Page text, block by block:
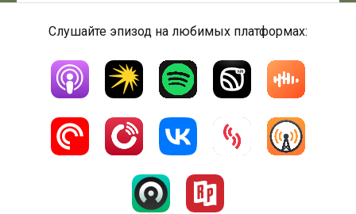
Слушайте эпизод на любимых платформах: